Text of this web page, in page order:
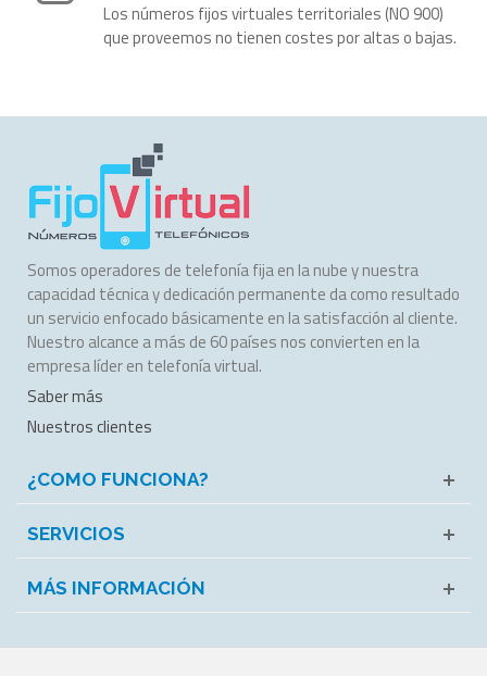
Los números fijos virtuales territoriales (NO 900)
que proveemos no tienen costes por altas o bajas.
Somos operadores de telefonía fija en la nube y nuestra
capacidad técnica y dedicación permanente da como resultado
un servicio enfocado básicamente en la satisfacción al cliente.
Nuestro alcance a más de 60 países nos convierten en la
empresa líder en telefonía virtual.
Saber más
Nuestros clientes
¿COMO FUNCIONA?
SERVICIOS
MÁS INFORMACIÓN